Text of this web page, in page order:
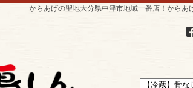
からあげの聖地大分県中津市地域一番店！から